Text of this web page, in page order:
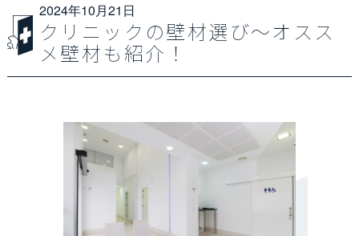
2024年10月21日
クリニックの壁材選び～オスス
メ壁材も紹介！